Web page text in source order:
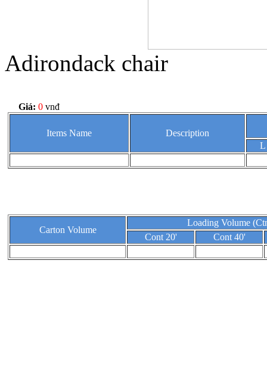
Adirondack chair
Giá: 0 vnđ
Items Name
Description
L
Carton Volume
Loading Volume
Cont 20'
Cont 40'